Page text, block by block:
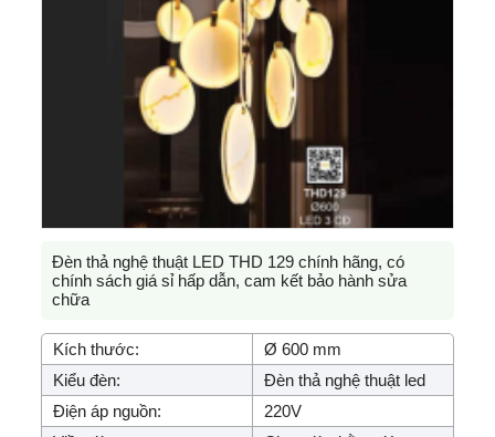
Đèn thả nghệ thuật LED THD 129 chính hãng, có
chính sách giá sỉ hấp dẫn, cam kết bảo hành sửa
chữa
Kích thước:
Ø 600 mm
Kiểu đèn:
Đèn thả nghệ thuật led
Điện áp nguồn:
220V